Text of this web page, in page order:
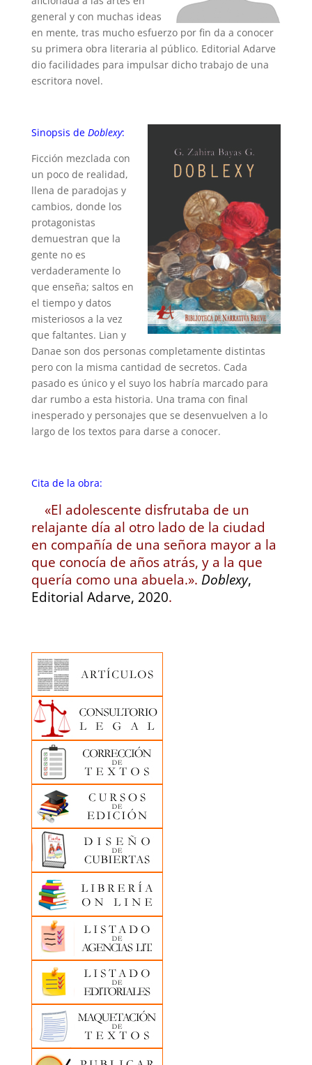
general y con muchas ideas
en mente, tras mucho esfuerzo por fin da a conocer
su primera obra literaria al público. Editorial Adarve
dio facilidades para impulsar dicho trabajo de una
escritora novel.
Sinopsis de Doblexy:
Ficción mezclada con
un poco de realidad,
llena de paradojas y
cambios, donde los
protagonistas
demuestran que la
gente no es
verdaderamente lo
que enseña; saltos en
el tiempo y datos
misteriosos a la vez
que faltantes. Lian y
Danae son dos personas completamente distintas
pero con la misma cantidad de secretos. Cada
pasado es único y el suyo los habría marcado para
dar rumbo a esta historia. Una trama con final
inesperado y personajes que se desenvuelven a lo
largo de los textos para darse a conocer.
Cita de la obra:
«El adolescente disfrutaba de un
relajante día al otro lado de la ciudad
en compañía de una señora mayor a la
que conocía de años atrás, y a la que
quería como una abuela.». Doblexy,
Editorial Adarve, 2020.